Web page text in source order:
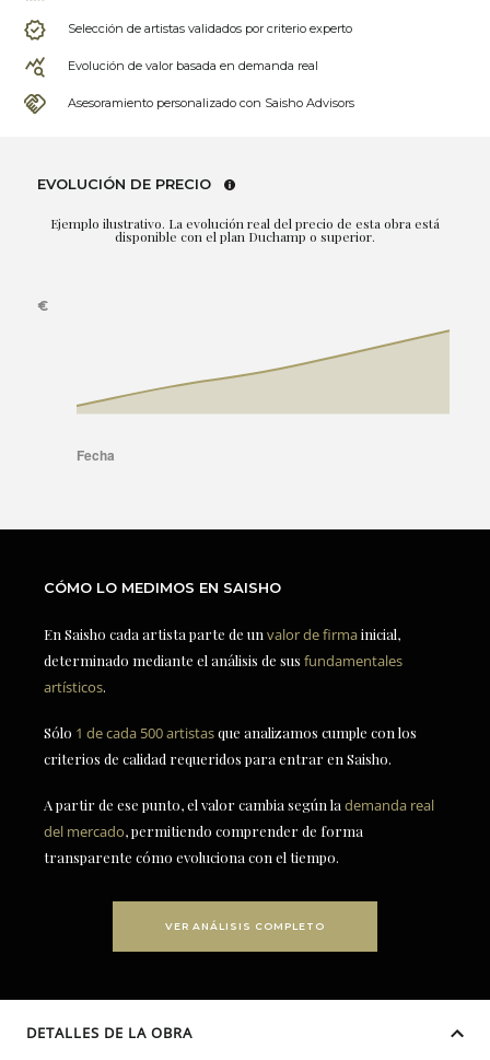
Selección de artistas validados por criterio experto
Evolución de valor basada en demanda real
Asesoramiento personalizado con Saisho Advisors
EVOLUCIÓN DE PRECIO
Ejemplo ilustrativo. La evolución real del precio de esta obra está
disponible con el plan Duchamp o superior.
CÓMO LO MEDIMOS EN SAISHO
En Saisho cada artista parte de un valor de firmainicial,
determinado mediante el análisis de sus fundamentales
artísticos.
Sólo 1 de cada 500 artistasque analizamos cumple con los
criterios de calidad requeridos para entrar en Saisho.
A partir de ese punto, el valor cambia según la demanda real
del mercado, permitiendo comprender de forma
transparente cómo evoluciona con el tiempo.
VER ANÁLISIS COMPLETO
DETALLES DE LA OBRA